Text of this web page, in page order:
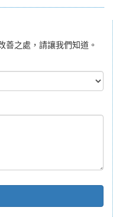
善之處，請讓我們知道。